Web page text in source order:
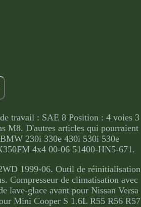
travail : SAE 8 Position : 4 voies 3
M8. D'autres articles qui pourraient
230i 330e 430i 530i 530e
4x4 00-06 51400-HN5-671.
1999-06. Outil de réinitialisation
Compresseur de climatisation avec
lave-glace avant pour Nissan Versa
Mini Cooper S 1.6L R55 R56 R57